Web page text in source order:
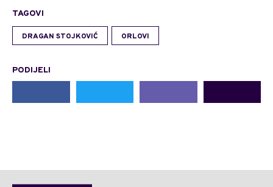
TAGOVI
DRAGAN STOJKOVIĆ ORLOVI
PODIJELI